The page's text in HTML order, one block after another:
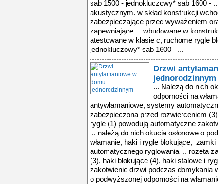
sab 1500 - jednokluczowy* sab 1600 -
akustycznym. w skład konstrukcji
zabezpieczające przed wyważeniem
zapewniające ... wbudowane w
atestowane w klasie c, ruchome rygle
jednokluczowy* sab 1600 - ...
Drzwi
jednorodzinnym
... Należą do nich
odporności na
antywłamaniowe, systemy
zabezpieczona przed rozwierceniem
rygle (1) powodują automatyczne
... należą do nich okucia osłonowe o
włamanie, haki i rygle blokujące,
automatycznego ryglowania ... rozeta
(3), haki blokujące (4), haki stalowe i
zakotwienie drzwi podczas domykania
o podwyższonej odporności na